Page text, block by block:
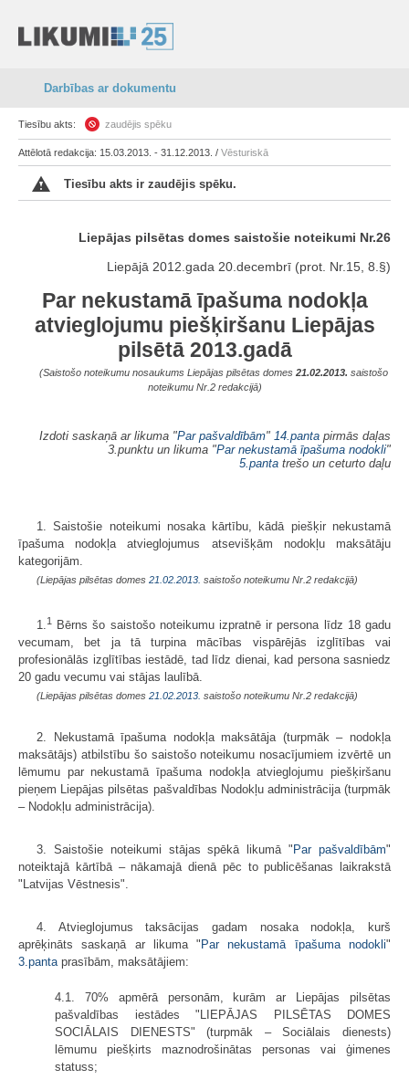
Darbības ar dokumentu
Tiesību akts: zaudējis spēku
Attēlotā redakcija: 15.03.2013. - 31.12.2013. / Vēsturiskā
Tiesību akts ir zaudējis spēku.
Liepājas pilsētas domes saistošie noteikumi Nr.26
Liepājā 2012.gada 20.decembrī (prot. Nr.15, 8.§)
Par nekustamā īpašuma nodokļa
atvieglojumu piešķiršanu Liepājas
pilsētā 2013.gadā
(Saistošo noteikumu nosaukums Liepājas pilsētas domes 21.02.2013. saistošo
noteikumu Nr.2 redakcijā)
Izdoti saskaņā ar likuma "Par pašvaldībām" 14.panta pirmās daļas
3.punktu un likuma "Par nekustamā īpašuma nodokli"
5.panta trešo un ceturto daļu
1. Saistošie noteikumi nosaka kārtību, kādā piešķir nekustamā
īpašuma nodokļa atvieglojumus atsevišķām nodokļu maksātāju
kategorijām.
(Liepājas pilsētas domes 21.02.2013. saistošo noteikumu Nr.2 redakcijā)
1. 1
Bērns šo saistošo noteikumu izpratnē ir persona līdz 18 gadu
vecumam, bet ja tā turpina mācības vispārējās izglītības vai
profesionālās izglītības iestādē, tad līdz dienai, kad persona sasniedz
20 gadu vecumu vai stājas laulībā.
(Liepājas pilsētas domes 21.02.2013. saistošo noteikumu Nr.2 redakcijā)
2. Nekustamā īpašuma nodokļa maksātāja (turpmāk – nodokļa
maksātājs) atbilstību šo saistošo noteikumu nosacījumiem izvērtē un
lēmumu par nekustamā īpašuma nodokļa atvieglojumu piešķiršanu
pieņem Liepājas pilsētas pašvaldības Nodokļu administrācija (turpmāk
– Nodokļu administrācija).
3. Saistošie noteikumi stājas spēkā likumā " Par pašvaldībām"
noteiktajā kārtībā – nākamajā dienā pēc to publicēšanas laikrakstā
"Latvijas Vēstnesis".
4. Atvieglojumus taksācijas gadam nosaka nodokļa, kurš
aprēķināts saskaņā ar likuma " Par nekustamā īpašuma nodokli"
3.panta prasībām, maksātājiem:
4.1. 70% apmērā personām, kurām ar Liepājas pilsētas
pašvaldības iestādes "LIEPĀJAS PILSĒTAS DOMES
SOCIĀLAIS DIENESTS" (turpmāk – Sociālais dienests)
lēmumu piešķirts maznodrošinātas personas vai ģimenes
statuss;